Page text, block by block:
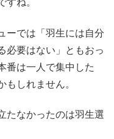
ーでは「羽生には自分
必要はない」ともおっ
番は一人で集中した
しれません。
たなかったのは羽生選